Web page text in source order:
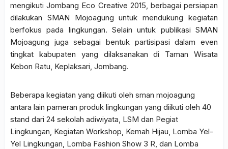
mengikuti Jombang Eco Creative 2015, berbagai persiapan
dilakukan SMAN Mojoagung untuk mendukung kegiatan
berfokus pada lingkungan. Selain untuk publikasi SMAN
Mojoagung juga sebagai bentuk partisipasi dalam even
tingkat kabupaten yang dilaksanakan di Taman Wisata
Kebon Ratu, Keplaksari, Jombang.
Beberapa kegiatan yang diikuti oleh sman mojoagung
antara lain pameran produk lingkungan yang diikuti oleh 40
stand dari 24 sekolah adiwiyata, LSM dan Pegiat
Lingkungan, Kegiatan Workshop, Kemah Hijau, Lomba Yel-
Yel Lingkungan, Lomba Fashion Show 3 R, dan Lomba